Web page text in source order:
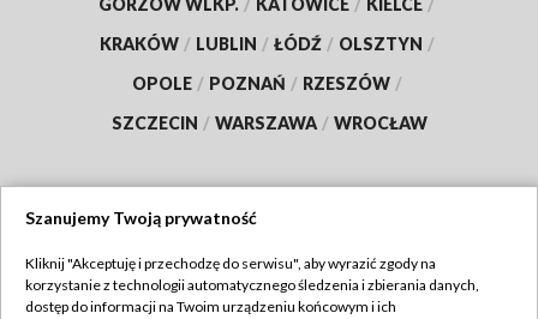
KRAKÓW / LUBLIN / ŁÓDŹ / OLSZTYN /
OPOLE / POZNAŃ / RZESZÓW /
SZCZECIN / WARSZAWA / WROCŁAW
TVP
Szanujemy Twoją prywatność
Kliknij "Akceptuję i przechodzę do serwisu", aby wyrazić zgody na
korzystanie z technologii automatycznego śledzenia i zbierania danych,
dostęp do informacji na Twoim urządzeniu końcowym i ich